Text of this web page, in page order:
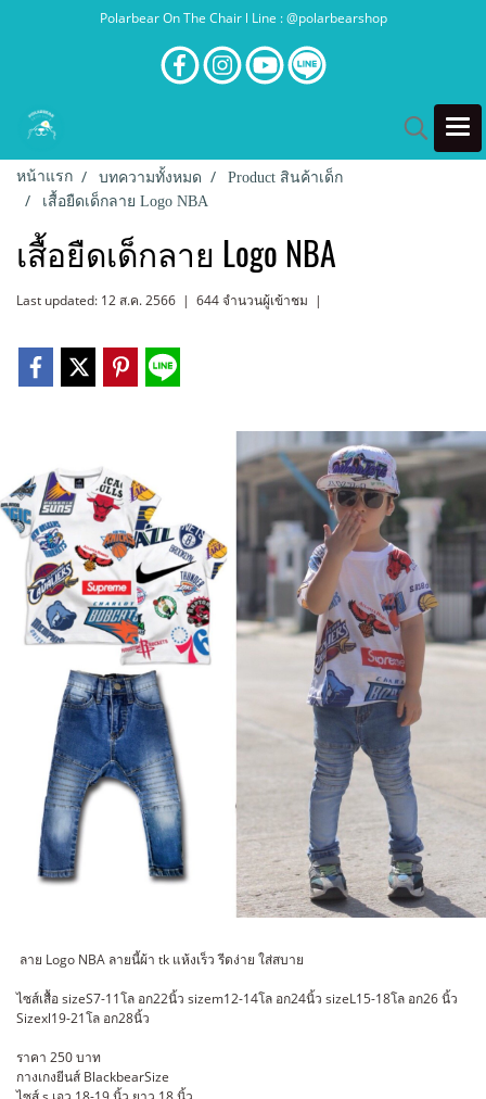
Polarbear On The Chair l Line : @polarbearshop
หน้าแรก บทความทั้งหมด
Product สินค้าเด็ก
เสื้อยืดเด็กลาย Logo NBA
เสื้อยืดเด็กลาย Logo NBA
Last updated: 12 ส.ค. 2566 | 644 จำนวนผู้เข้าชม |
ลาย Logo NBA ลายนี้ผ้า tk แห้งเร็ว รีดง่าย ใส่สบาย
ไซส์เสื้อ sizeS7-11โล อก22นิ้ว sizem12-14โล อก24นิ้ว sizeL15-18โล อก26 นิ้ว
Sizexl19-21โล อก28นิ้ว
ราคา 250 บาท
กางเกงยีนส์ BlackbearSize